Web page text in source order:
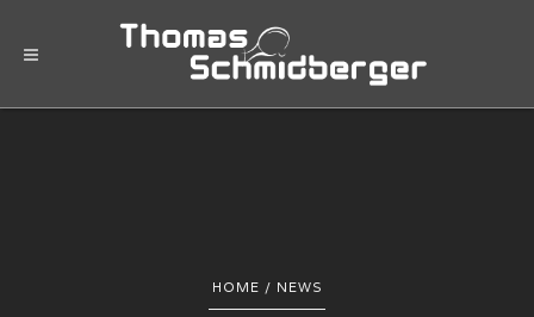
HOME / NEWS